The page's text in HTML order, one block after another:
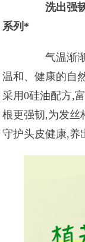
洗出强
系列*
气温渐渐
温和、健康的自
采用0硅油配方,
根更强韧,为发丝
守护头皮健康,养